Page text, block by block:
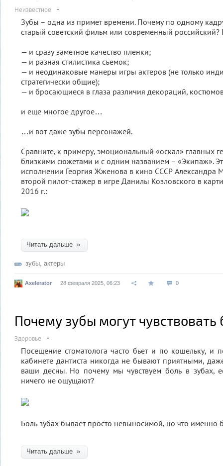
Неизвестное
Зубы – одна из примет времени. Почему по одному
старый советский фильм или современный российский?
— и сразу заметное качество пленки;
— и разная стилистика съемок;
— и неодинаковые манеры игры актеров (не только
стратегически общие);
— и бросающиеся в глаза различия декораций,
и еще многое другое…
…и вот даже зубы персонажей.
Сравните, к примеру, эмоциональный «оскал» главных
близкими сюжетами и с одним названием – «Экипаж».
исполнении Георгия Жженова в кино СССР Александра
второй пилот-стажер в игре Данилы Козловского в
2016 г.:
Читать дальше »
зубы, актеры
Axelerator 28 февраля 2025, 06:23 0
Почему зубы могут чувствовать
Здоровье
Посещение стоматолога часто бьет и по кошельку, и
кабинете дантиста никогда не бывают приятными,
ваши десны. Но почему мы чувствуем боль в зубах,
ничего не ощущают?
Боль зубах бывает просто невыносимой, но что именно
Читать дальше »